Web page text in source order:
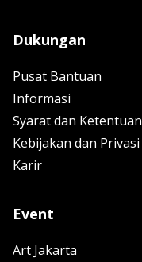
Dukungan
Pusat Bantuan
Informasi
Syarat dan Ketentuan
Kebijakan dan Privasi
Karir
Event
Art Jakarta